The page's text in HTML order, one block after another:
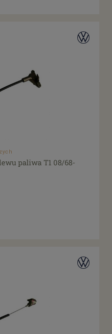
paliwa T1 08/68-